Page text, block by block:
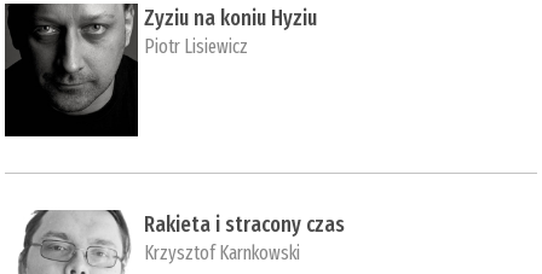
Zyziu na koniu Hyziu
Piotr Lisiewicz
Rakieta i stracony czas
Krzysztof Karnkowski